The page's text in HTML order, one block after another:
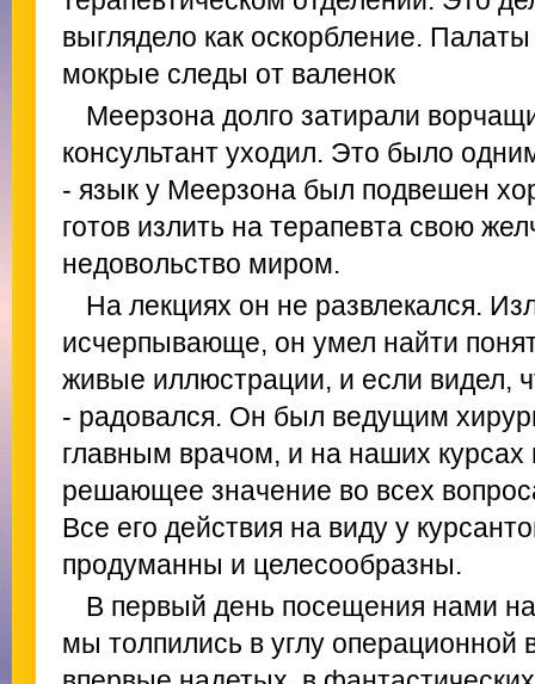
выглядело как оскорбление.
мокрые следы от валенок
Меерзона долго затирали
консультант уходил. Это было
- язык у Меерзона был подвешен
готов излить на терапевта свою
недовольство миром.
На лекциях он не развлекался.
исчерпывающе, он умел найти
живые иллюстрации, и если видел,
- радовался. Он был ведущим
главным врачом, и на наших
решающее значение во всех
Все его действия на виду у
продуманны и целесообразны.
В первый день посещения нами
мы толпились в углу операционной